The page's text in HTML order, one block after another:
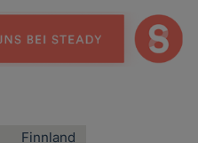
Finnland